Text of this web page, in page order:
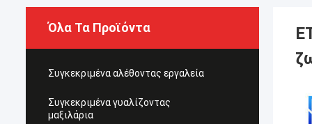
Όλα Τα Προϊόντα
Συγκεκριμένα αλέθοντας εργαλεία
Συγκεκριμένα γυαλίζοντας
μαξιλάρια